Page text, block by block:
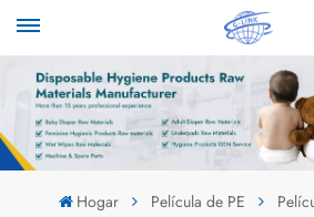
Hogar Película de PE